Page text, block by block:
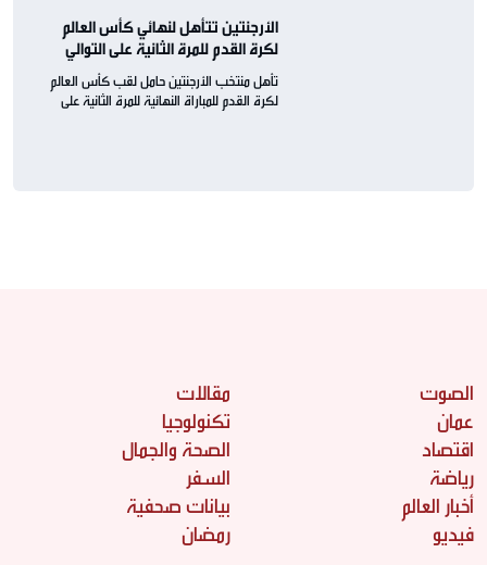
الأرجنتين تتأهل لنهائي كأس العالم
لكرة القدم للمرة الثانية على التوالي
تأهل منتخب الأرجنتين حامل لقب كأس العالم
لكرة القدم للمباراة النهائية للمرة الثانية على
الصوت
عمان
اقتصاد
رياضة
أخبار العالم
فيديو
مقالات
تكنولوجيا
الصحة والجمال
السفر
بيانات صحفية
رمضان